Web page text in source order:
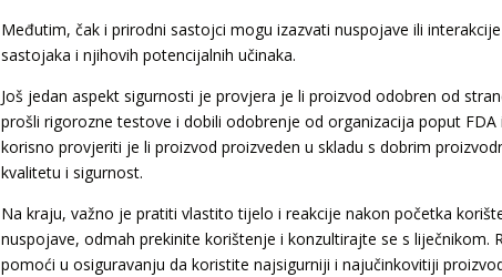
Međutim, čak i prirodni sastojci mogu izazvati nuspojave ili
sastojaka i njihovih potencijalnih učinaka.
Još jedan aspekt sigurnosti je provjera je li proizvod odobren od
prošli rigorozne testove i dobili odobrenje od organizacija poput
korisno provjeriti je li proizvod proizveden u skladu s dobrim
kvalitetu i sigurnost.
Na kraju, važno je pratiti vlastito tijelo i reakcije nakon početka
nuspojave, odmah prekinite korištenje i konzultirajte se s
pomoći u osiguravanju da koristite najsigurniji i najučinkovitiji